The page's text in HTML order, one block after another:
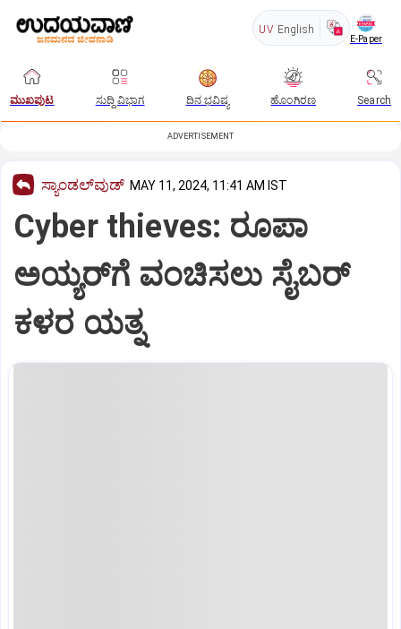
UV English
E-Paper
ಮುಖಪುಟ ಸುದ್ದಿ ವಿಭಾಗ ದಿನ ಭವಿಷ್ಯ ಹೊಂಗಿರಣ Search
ADVERTISEMENT
ಸ್ಯಾಂಡಲ್‌ವುಡ್‌ MAY 11, 2024, 11:41 AM IST
Cyber ​​thieves: ರೂಪಾ
ಅಯ್ಯರ್‌ಗೆ ವಂಚಿಸಲು ಸೈಬರ್‌
ಕಳರ ಯತ್ನ